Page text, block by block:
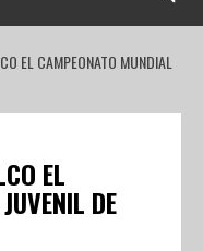
EL CAMPEONATO MUNDIAL
EL
DE